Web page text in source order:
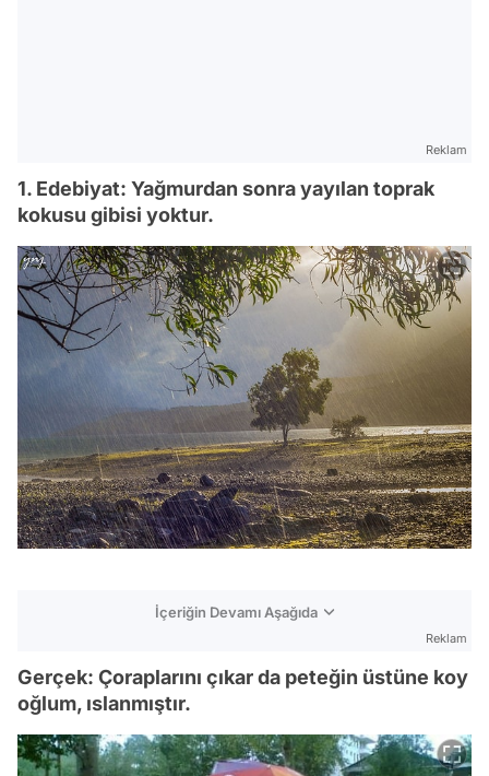
Reklam
1. Edebiyat: Yağmurdan sonra yayılan toprak
kokusu gibisi yoktur.
İçeriğin Devamı Aşağıda
Reklam
Gerçek: Çoraplarını çıkar da peteğin üstüne koy
oğlum, ıslanmıştır.